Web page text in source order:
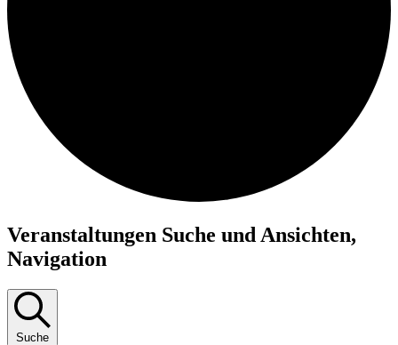
Veranstaltungen
Veranstaltungen Suche und Ansichten,
Navigation
Suche